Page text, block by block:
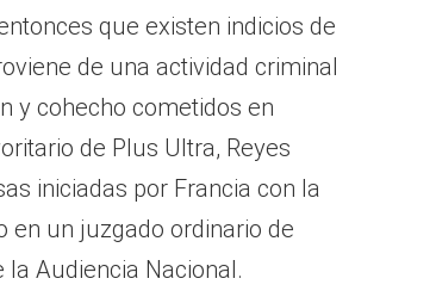
que existen indicios de
de una actividad criminal
y cohecho cometidos en
de Plus Ultra, Reyes
iniciadas por Francia con la
en un juzgado ordinario de
Audiencia Nacional.